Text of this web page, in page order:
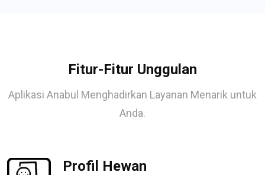
Fitur-Fitur Unggulan
Aplikasi Anabul Menghadirkan Layanan Menarik untuk
Anda.
Profil Hewan